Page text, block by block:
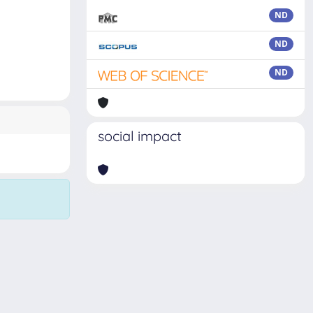
ND
ND
ND
social impact